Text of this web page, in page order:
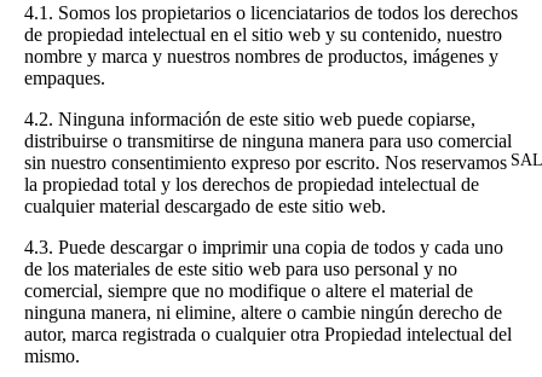
4.1. Somos los propietarios o licenciatarios de todos los derechos
de propiedad intelectual en el sitio web y su contenido, nuestro
nombre y marca y nuestros nombres de productos, imágenes y
empaques.
4.2. Ninguna información de este sitio web puede copiarse,
distribuirse o transmitirse de ninguna manera para uso comercial
sin nuestro consentimiento expreso por escrito. Nos reservamos
la propiedad total y los derechos de propiedad intelectual de
cualquier material descargado de este sitio web.
4.3. Puede descargar o imprimir una copia de todos y cada uno
de los materiales de este sitio web para uso personal y no
comercial, siempre que no modifique o altere el material de
ninguna manera, ni elimine, altere o cambie ningún derecho de
autor, marca registrada o cualquier otra Propiedad intelectual del
mismo.